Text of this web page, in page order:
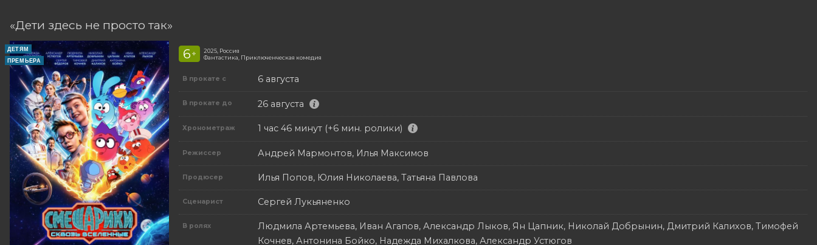
«Дети здесь не просто так»
ДЕТЯМ
ПРЕМЬЕРА
6 +
2025, Россия
Фантастика, Приключенческая комедия
В прокате с 6 августа
В прокате до 26 августа
Хронометраж 1 час 46 минут (+6 мин. ролики)
Режиссер Андрей Мармонтов, Илья Максимов
Продюсер Илья Попов, Юлия Николаева, Татьяна Павлова
Сценарист Сергей Лукьяненко
В ролях
Людмила Артемьева, Иван Агапов, Александр Лыков, Ян Цапник, Николай Добрынин, Дмитрий Калихов, Тимофей
Кочнев, Антонина Бойко, Надежда Михалкова, Александр Устюгов